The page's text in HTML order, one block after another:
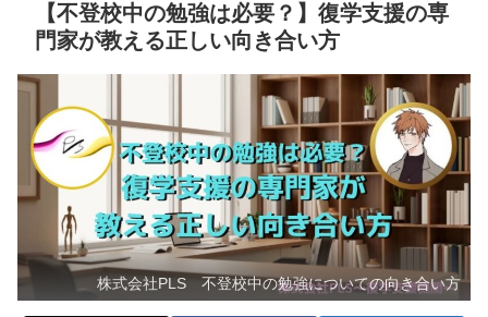
【不登校中の勉強は必要？】復学支援の専
門家が教える正しい向き合い方
株式会社PLS 不登校中の勉強についての向き合い方